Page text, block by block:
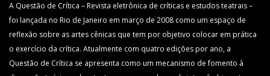
A Questão de Crítica – Revista eletrônica de críticas e estudos teatrais –
foi lançada no Rio de Janeiro em março de 2008 como um espaço de
reflexão sobre as artes cênicas que tem por objetivo colocar em prática
o exercício da crítica. Atualmente com quatro edições por ano, a
Questão de Crítica se apresenta como um mecanismo de fomento à